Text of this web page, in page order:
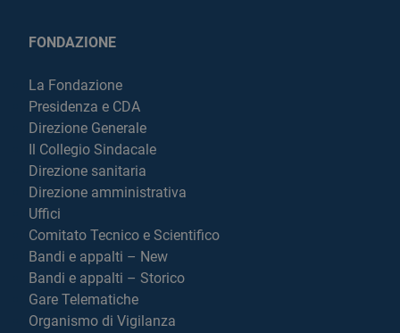
FONDAZIONE
La Fondazione
Presidenza e CDA
Direzione Generale
Il Collegio Sindacale
Direzione sanitaria
Direzione amministrativa
Uffici
Comitato Tecnico e Scientifico
Bandi e appalti – New
Bandi e appalti – Storico
Gare Telematiche
Organismo di Vigilanza